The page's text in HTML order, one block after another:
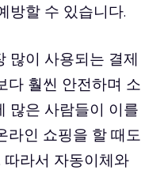
방할 수 있습니다.
많이 사용되는 결제
다 훨씬 안전하며 소
많은 사람들이 이를
라인 쇼핑을 할 때도
라서 자동이체와